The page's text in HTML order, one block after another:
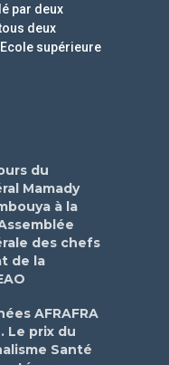
par deux
deux
supérieure
du
Mamady
à la
des chefs
de la
AFRAFRA
Le prix du
Santé